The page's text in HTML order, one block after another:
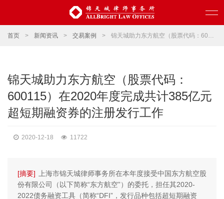
首页 > 新闻资讯 > 交易案例 > 锦天城助力东方航空（股票代码：600115）在2020年度完成共计385亿元超短期融资券的注册发行工作
锦天城助力东方航空（股票代码：
600115）在2020年度完成共计385亿元
超短期融资券的注册发行工作
2020-12-18 11722
[摘要]
上海市锦天城律师事务所在本年度接受中国东方航空股
份有限公司（以下简称“东方航空”）的委托，担任其2020-
2022债务融资工具（简称“DFI”，发行品种包括超短期融资